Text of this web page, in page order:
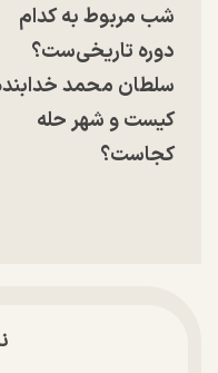
شب مربوط به کدام
دوره تاریخی‌ست؟
سلطان محمد
کیست و شهر حله
کجاست؟